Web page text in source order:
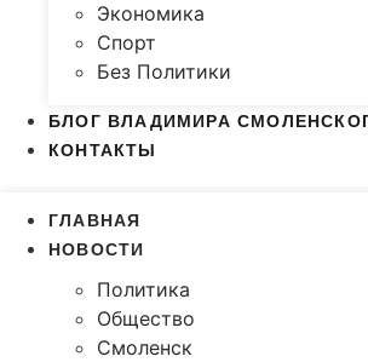
Экономика
Спорт
Без Политики
БЛОГ ВЛАДИМИРА
КОНТАКТЫ
ГЛАВНАЯ
НОВОСТИ
Политика
Общество
Смоленск